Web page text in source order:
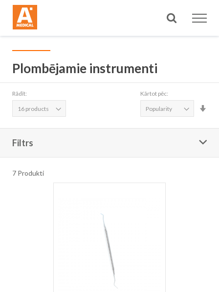
Meklēt
Plombējamie instrumenti
Rādīt: Kārtot pēc:
Filtrs
7 Produkti